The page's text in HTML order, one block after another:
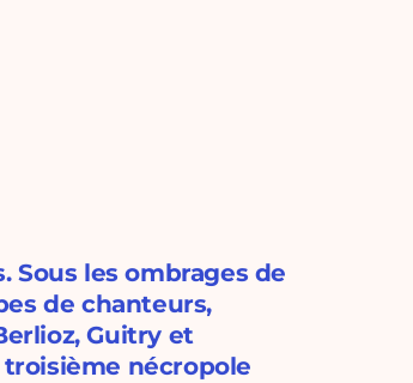
Sous les ombrages de
de chanteurs,
Guitry et
troisième nécropole